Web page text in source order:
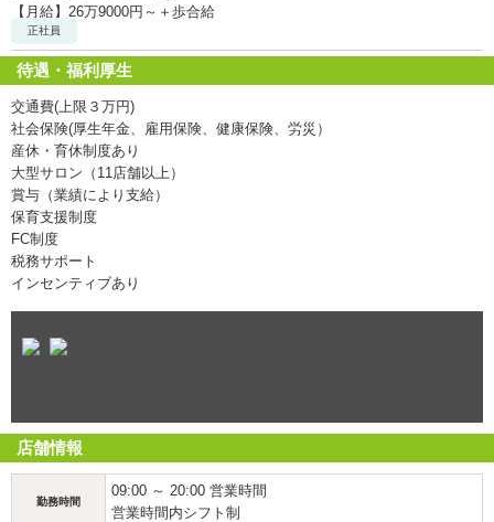
【月給】26万9000円～＋歩合給
正社員
待遇・福利厚生
交通費(上限３万円)
社会保険(厚生年金、雇用保険、健康保険、労災）
産休・育休制度あり
大型サロン（11店舗以上）
賞与（業績により支給）
保育支援制度
FC制度
税務サポート
インセンティブあり
店舗情報
勤務時間
09:00 ～ 20:00 営業時間
営業時間内シフト制